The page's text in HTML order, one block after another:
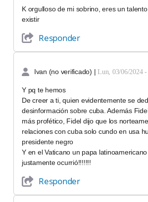
K orgulloso de mi sobrino, eres un
existir
Responder
Ivan (no verificado) Lun, 03/06/2024
Y pq te hemos
De creer a ti, quien evidentemente se
desinformación sobre cuba. Además
más profético, Fidel dijo que los
relaciones con cuba solo cundo en usa
presidente negro
Y en el Vaticano un papa
justamente ocurrió!!!!!!!
Responder